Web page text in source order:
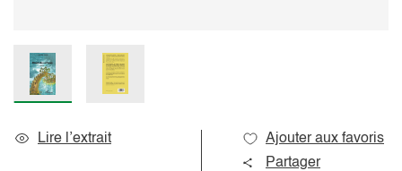
Lire l’extrait
Ajouter aux favoris
Partager